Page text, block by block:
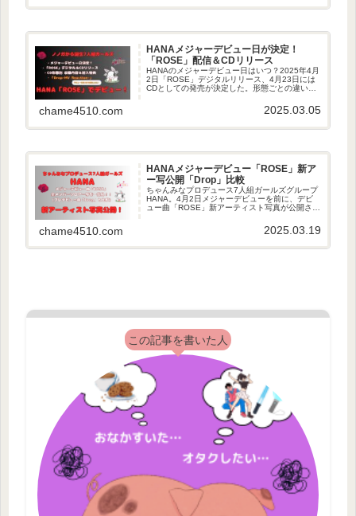
HANAメジャーデビュー日が決定！
「ROSE」配信＆CDリリース
HANAのメジャーデビュー日はいつ？2025年4月
2日「ROSE」デジタルリリース、4月23日には
CDとしての発売が決定した。形態ごとの違い
ビュー曲「Drop -MV Reaction-」を紹介。
chame4510.com 2025.03.05
HANAメジャーデビュー「ROSE」新ア
ー写公開「Drop」比較
ちゃんみなプロデュース7人組ガールズグループ
HANA。4月2日メジャーデビューを前に、デビ
ュー曲「ROSE」新アーティスト写真が公開され
MOMOKA・KOHARU・MAHINAのソロアー写。
chame4510.com 2025.03.19
この記事を書いた人